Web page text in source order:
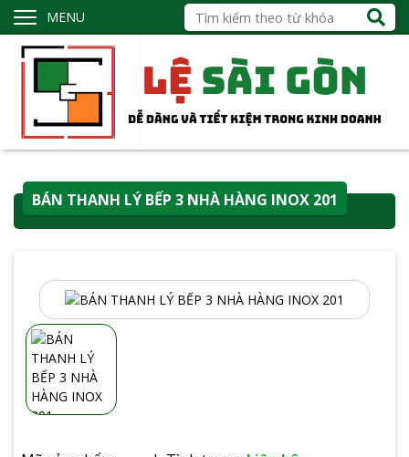
MENU
BÁN THANH LÝ BẾP 3 NHÀ HÀNG INOX 201